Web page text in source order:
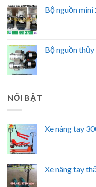
Bộ nguồn
Bộ nguồn
NỔI BẬT
Xe nâng tay
Xe nâng tay